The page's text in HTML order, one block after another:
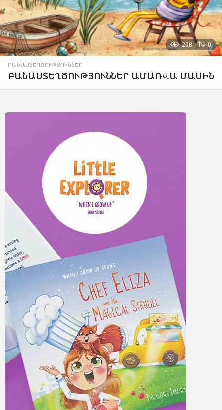
208 0
ԲԱՆԱՍՏԵՂԾՈՒԹՅՈՒՆՆԵՐ
ԲԱՆԱՍՏԵՂԾՈՒԹՅՈՒՆՆԵՐ ԱՄԱՌՎԱ ՄԱՍԻՆ